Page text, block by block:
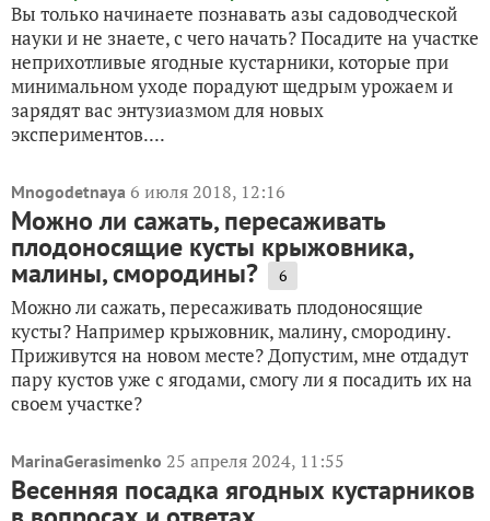
Вы только начинаете познавать азы садоводческой
науки и не знаете, с чего начать? Посадите на участке
неприхотливые ягодные кустарники, которые при
минимальном уходе порадуют щедрым урожаем и
зарядят вас энтузиазмом для новых
экспериментов....
Mnogodetnaya 6 июля 2018, 12:16
Можно ли сажать, пересаживать
плодоносящие кусты крыжовника,
малины, смородины? 6
Можно ли сажать, пересаживать плодоносящие
кусты? Например крыжовник, малину, смородину.
Приживутся на новом месте? Допустим, мне отдадут
пару кустов уже с ягодами, смогу ли я посадить их на
своем участке?
MarinaGerasimenko 25 апреля 2024, 11:55
Весенняя посадка ягодных кустарников